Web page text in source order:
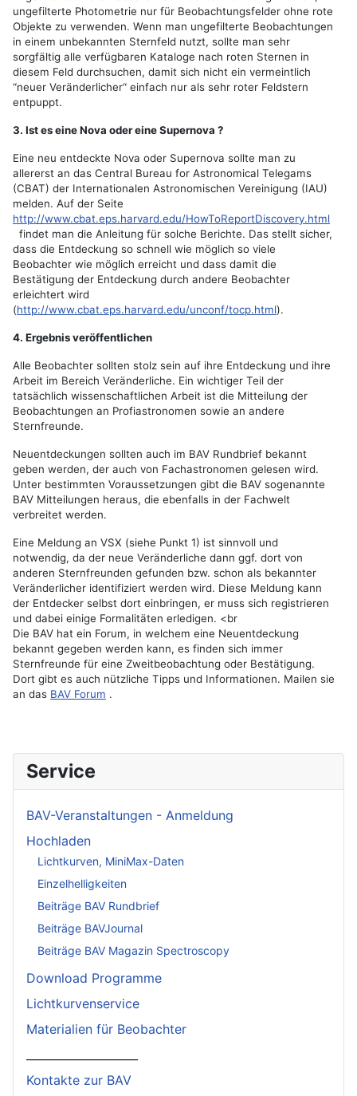
ungefilterte Photometrie nur für Beobachtungsfelder ohne rote
Objekte zu verwenden. Wenn man ungefilterte Beobachtungen
in einem unbekannten Sternfeld nutzt, sollte man sehr
sorgfältig alle verfügbaren Kataloge nach roten Sternen in
diesem Feld durchsuchen, damit sich nicht ein vermeintlich
“neuer Veränderlicher“ einfach nur als sehr roter Feldstern
entpuppt.
3. Ist es eine Nova oder eine Supernova ?
Eine neu entdeckte Nova oder Supernova sollte man zu
allererst an das Central Bureau for Astronomical Telegams
(CBAT) der Internationalen Astronomischen Vereinigung (IAU)
melden. Auf der Seite
http://www.cbat.eps.harvard.edu/HowToReportDiscovery.html
findet man die Anleitung für solche Berichte. Das stellt sicher,
dass die Entdeckung so schnell wie möglich so viele
Beobachter wie möglich erreicht und dass damit die
Bestätigung der Entdeckung durch andere Beobachter
erleichtert wird
(http://www.cbat.eps.harvard.edu/unconf/tocp.html).
4. Ergebnis veröffentlichen
Alle Beobachter sollten stolz sein auf ihre Entdeckung und ihre
Arbeit im Bereich Veränderliche. Ein wichtiger Teil der
tatsächlich wissenschaftlichen Arbeit ist die Mitteilung der
Beobachtungen an Profiastronomen sowie an andere
Sternfreunde.
Neuentdeckungen sollten auch im BAV Rundbrief bekannt
geben werden, der auch von Fachastronomen gelesen wird.
Unter bestimmten Voraussetzungen gibt die BAV sogenannte
BAV Mitteilungen heraus, die ebenfalls in der Fachwelt
verbreitet werden.
Eine Meldung an VSX (siehe Punkt 1) ist sinnvoll und
notwendig, da der neue Veränderliche dann ggf. dort von
anderen Sternfreunden gefunden bzw. schon als bekannter
Veränderlicher identifiziert werden wird. Diese Meldung kann
der Entdecker selbst dort einbringen, er muss sich registrieren
und dabei einige Formalitäten erledigen. <br
Die BAV hat ein Forum, in welchem eine Neuentdeckung
bekannt gegeben werden kann, es finden sich immer
Sternfreunde für eine Zweitbeobachtung oder Bestätigung.
Dort gibt es auch nützliche Tipps und Informationen. Mailen sie
an das BAV Forum .
Service
BAV-Veranstaltungen - Anmeldung
Hochladen
Lichtkurven, MiniMax-Daten
Einzelhelligkeiten
Beiträge BAV Rundbrief
Beiträge BAVJournal
Beiträge BAV Magazin Spectroscopy
Download Programme
Lichtkurvenservice
Materialien für Beobachter
Kontakte zur BAV